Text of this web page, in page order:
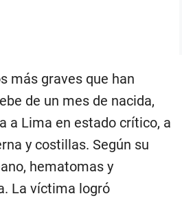
más graves que han
de un mes de nacida,
a Lima en estado crítico, a
y costillas. Según su
hematomas y
La víctima logró